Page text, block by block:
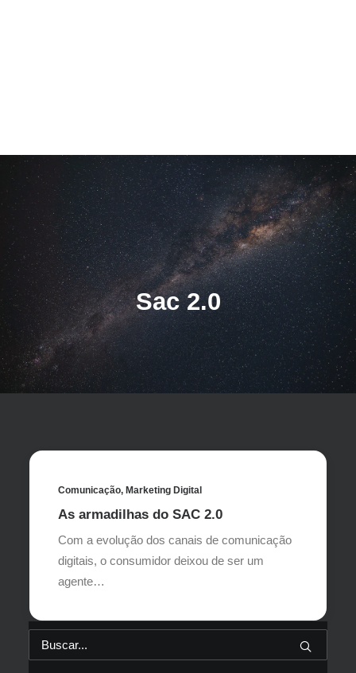
Sac 2.0
Comunicação, Marketing Digital
As armadilhas do SAC 2.0
Com a evolução dos canais de comunicação
digitais, o consumidor deixou de ser um
agente…